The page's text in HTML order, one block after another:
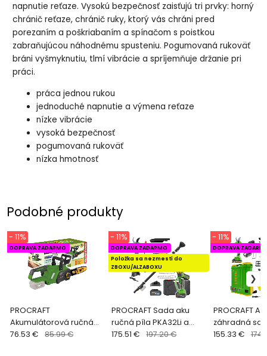
napnutie reťaze. Vysokú bezpečnosť zaisťujú tri prvky: horný
chránič reťaze, chránič ruky, ktorý vás chráni pred
porezaním a poškriabaním a spínačom s poistkou
zabraňujúcou náhodnému spusteniu. Pogumovaná rukoväť
bráni vyšmyknutiu, tlmí vibrácie a spríjemňuje držanie pri
práci.
práca jednou rukou
jednoduché napnutie a výmena reťaze
nízke vibrácie
vysoká bezpečnosť
pogumovaná rukoväť
nízka hmotnosť
Podobné produkty
PROCRAFT
Akumulátorová ručná
píla 20V 250mm (bez
DOPRAVA ZADARMO
- 11%
76.53 € 85.99 €
PROCRAFT Sada aku
ručná píla PKA32Li a
nožnice na vetvy ES32Li
DOPRAVA ZADARMO
Položka sa nezmestí do
ZBOXU/ALZABOXU
- 11%
175.51 € 197.20 €
PROCRAFT
záhradná
postrekovač
DOPRAVA
- 11%
155.33 €